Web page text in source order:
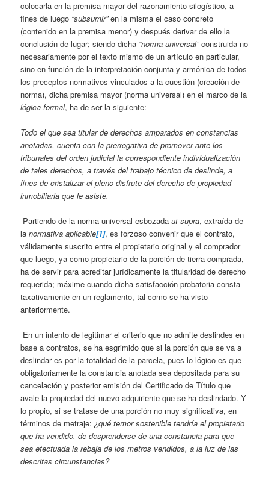
colocarla en la premisa mayor del razonamiento silogístico, a
fines de luego “subsumir”en la misma el caso concreto
(contenido en la premisa menor) y después derivar de ello la
conclusión de lugar; siendo dicha “norma universal”construida no
necesariamente por el texto mismo de un artículo en particular,
sino en función de la interpretación conjunta y armónica de todos
los preceptos normativos vinculados a la cuestión (creación de
norma), dicha premisa mayor (norma universal) en el marco de la
lógica formal, ha de ser la siguiente:
Todo el que sea titular de derechos amparados en constancias
anotadas, cuenta con la prerrogativa de promover ante los
tribunales del orden judicial la correspondiente individualización
de tales derechos, a través del trabajo técnico de deslinde, a
fines de cristalizar el pleno disfrute del derecho de propiedad
inmobiliaria que le asiste.
Partiendo de la norma universal esbozadaut supra, extraída de
lanormativa aplicable[1], es forzoso convenir que el contrato,
válidamente suscrito entre el propietario original y el comprador
que luego, ya como propietario de la porción de tierra comprada,
ha de servir para acreditar jurídicamente la titularidad de derecho
requerida; máxime cuando dicha satisfacción probatoria consta
taxativamente en un reglamento, tal como se ha visto
anteriormente.
En un intento de legitimar el criterio que no admite deslindes en
base a contratos, se ha esgrimido que si la porción que se va a
deslindar es por la totalidad de la parcela, pues lo lógico es que
obligatoriamente la constancia anotada sea depositada para su
cancelación y posterior emisión del Certificado de Título que
avale la propiedad del nuevo adquiriente que se ha deslindado. Y
lo propio, si se tratase de una porción no muy significativa, en
términos de metraje:¿qué temor sostenible tendría el propietario
que ha vendido, de desprenderse de una constancia para que
sea efectuada la rebaja de los metros vendidos, a la luz de las
descritas circunstancias?